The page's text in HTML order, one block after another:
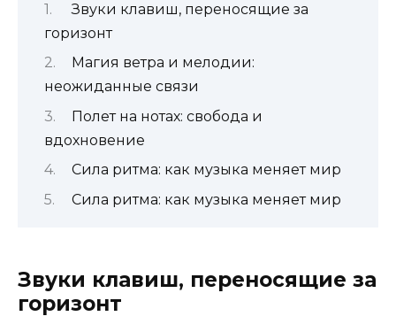
Звуки клавиш, переносящие за
горизонт
Магия ветра и мелодии:
неожиданные связи
Полет на нотах: свобода и
вдохновение
Сила ритма: как музыка меняет мир
Сила ритма: как музыка меняет мир
Звуки клавиш, переносящие за
горизонт